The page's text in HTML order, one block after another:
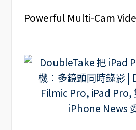
Powerful Multi-Cam